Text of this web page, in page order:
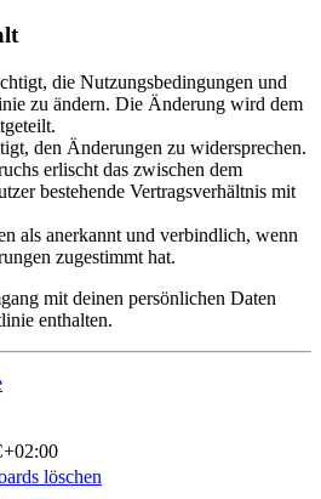
die Nutzungsbedingungen und
zu ändern. Die Änderung wird dem
den Änderungen zu widersprechen.
erlischt das zwischen dem
bestehende Vertragsverhältnis mit
als anerkannt und verbindlich, wenn
zugestimmt hat.
mit deinen persönlichen Daten
enthalten.
löschen